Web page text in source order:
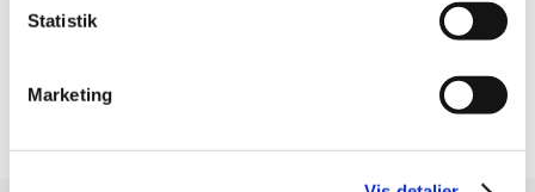
Statistik
Marketing
slik og et drys jordnøddesmør Gør legetiden endnu mere
interessant ved at fylde legetøjet med KONG Snacks og
efter en mental udfordring? Frys indholdet ned for en
endnu længere Tygge/legetid.